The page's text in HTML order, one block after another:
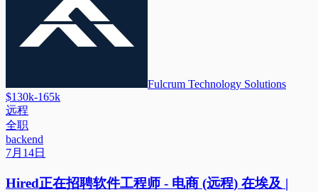
Fulcrum Technology Solutions
$130k-165k
远程
全职
backend
7月14日
Hired正在招聘软件工程师 - 电商 (远程) 在埃及 |